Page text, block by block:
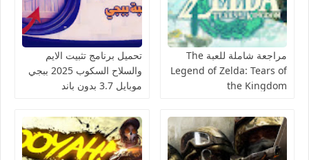
مراجعة شاملة للعبة The
Legend of Zelda: Tears of
the Kingdom
تحميل برنامج تثبيت الايم
والسلاح السكوب 2025 ببجي
موبايل 3.7 بدون باند